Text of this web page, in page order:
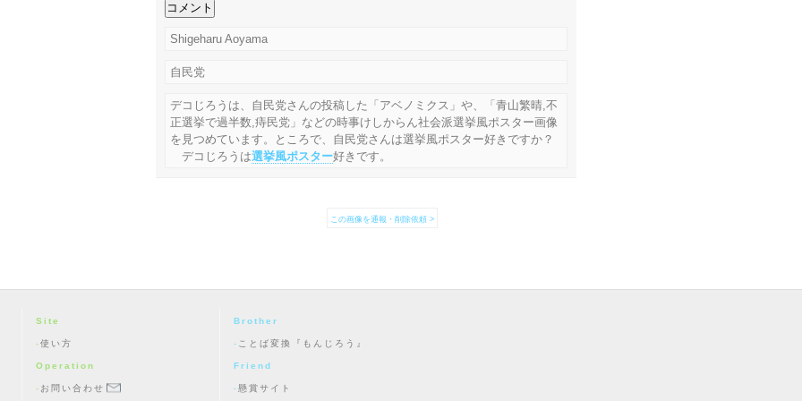
Shigeharu Aoyama
自民党
デコじろうは、自民党さんの投稿した「アベノミクス」や、「青山繁晴,不
正選挙で過半数,痔民党」などの時事けしからん社会派選挙風ポスター画像
を見つめています。ところで、自民党さんは選挙風ポスター好きですか？
デコじろうは選挙風ポスター好きです。
この画像を通報・削除依頼 >
Site
使い方
Operation
お問い合わせ
Brother
ことば変換『もんじろう』
Friend
懸賞サイト